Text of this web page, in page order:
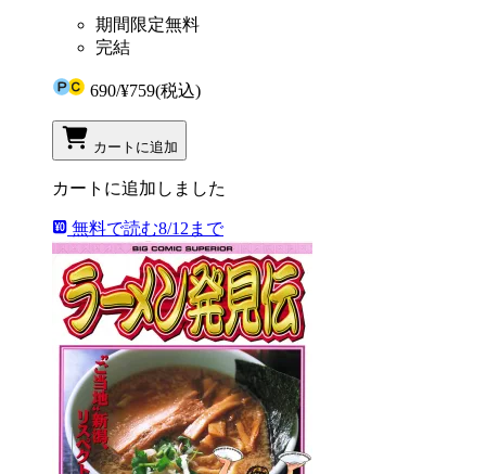
期間限定無料
完結
690/¥759(税込)
カートに追加
カートに追加しました
無料で読む8/12まで